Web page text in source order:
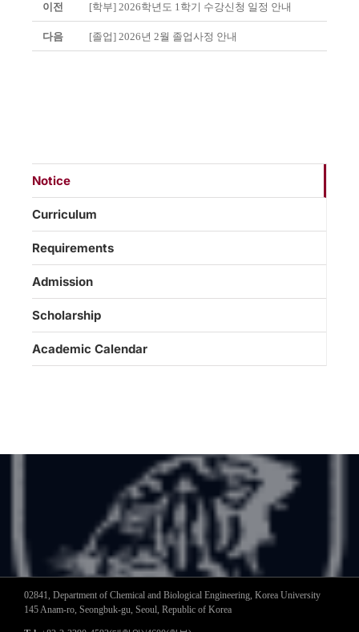
이전 [학부] 2026학년도 1학기 수강신청 일정 안내
다음 [졸업] 2026년 2월 졸업사정 안내
Notice
Curriculum
Requirements
Admission
Scholarship
Academic Calendar
02841, Department of Chemical and Biological Engineering, Korea University
145 Anam-ro, Seongbuk-gu, Seoul, Republic of Korea